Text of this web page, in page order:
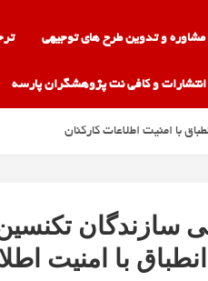
و تدوین طرح های توجیهی
انتشارات و کافی نت پژوهشگران پارسه
با امنیت اطلاعات کارکنان
سازندگان
با امنیت